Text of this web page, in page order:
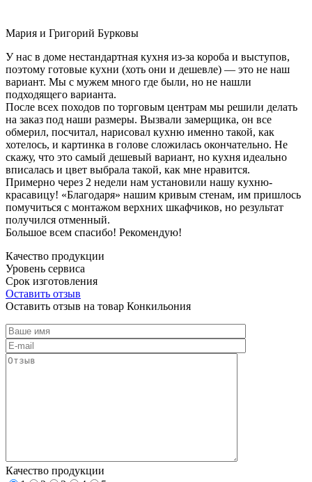
Мария и Григорий Бурковы
У нас в доме нестандартная кухня из-за короба и выступов,
поэтому готовые кухни (хоть они и дешевле) — это не наш
вариант. Мы с мужем много где были, но не нашли
подходящего варианта.
После всех походов по торговым центрам мы решили делать
на заказ под наши размеры. Вызвали замерщика, он все
обмерил, посчитал, нарисовал кухню именно такой, как
хотелось, и картинка в голове сложилась окончательно. Не
скажу, что это самый дешевый вариант, но кухня идеально
вписалась и цвет выбрала такой, как мне нравится.
Примерно через 2 недели нам установили нашу кухню-
красавицу! «Благодаря» нашим кривым стенам, им пришлось
помучиться с монтажом верхних шкафчиков, но результат
получился отменный.
Большое всем спасибо! Рекомендую!
Качество продукции
Уровень сервиса
Срок изготовления
Оставить отзыв
Оставить отзыв на товар Конкильония
Качество продукции